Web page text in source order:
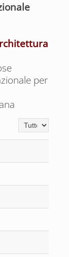
per
Visualizza n.